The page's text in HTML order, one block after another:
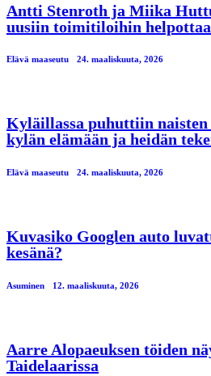
Antti Stenroth ja Miika
uusiin toimitiloihin
Elävä maaseutu 24. maaliskuuta, 2026
Kyläillassa puhuttiin naisten
kylän elämään ja heidän
Elävä maaseutu 24. maaliskuuta, 2026
Kuvasiko Googlen auto
kesänä?
Asuminen 12. maaliskuuta, 2026
Aarre Alopaeuksen töiden
Taidelaarissa